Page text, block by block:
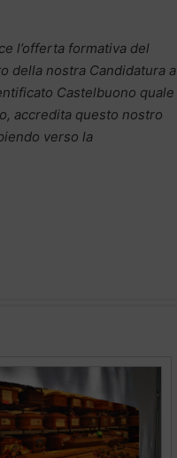
l’offerta formativa del
della nostra Candidatura a
Castelbuono quale
accredita questo nostro
verso la